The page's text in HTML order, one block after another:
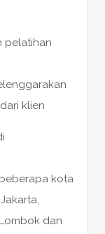
pelatihan
klien
kota
dan